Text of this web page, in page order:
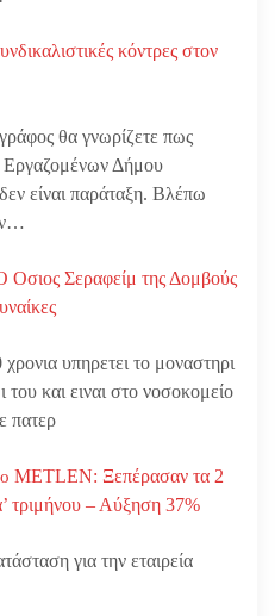
κόντρες στον
θα γνωρίζετε πως
Εργαζομένων Δήμου
είναι παράταξη. Βλέπω
Οσιος Σεραφείμ της Δομβούς
υπηρετει το μοναστηρι
και ειναι στο νοσοκομείο
πατερ
METLEN: Ξεπέρασαν τα 2
τριμήνου – Αύξηση 37%
για την εταιρεία